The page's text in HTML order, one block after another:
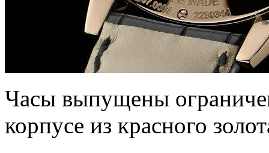
Часы выпущены
корпусе из красного